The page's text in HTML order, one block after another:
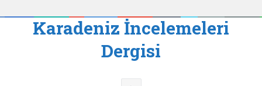
Karadeniz İncelemeleri
Dergisi